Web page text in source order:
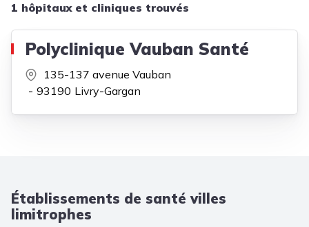
1 hôpitaux et cliniques trouvés
Polyclinique Vauban Santé
135-137 avenue Vauban
93190 Livry-Gargan
Établissements de santé villes
limitrophes